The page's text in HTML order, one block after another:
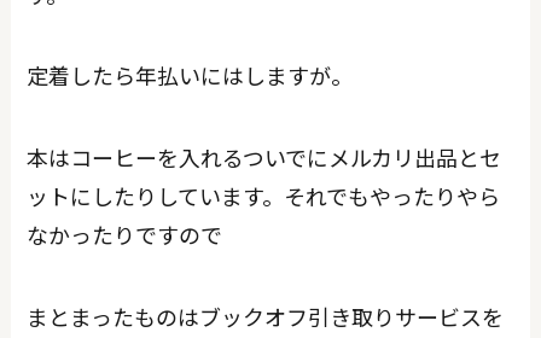
定着したら年払いにはしますが。
本はコーヒーを入れるついでにメルカリ出品とセ
ットにしたりしています。それでもやったりやら
なかったりですので
まとまったものはブックオフ引き取りサービスを